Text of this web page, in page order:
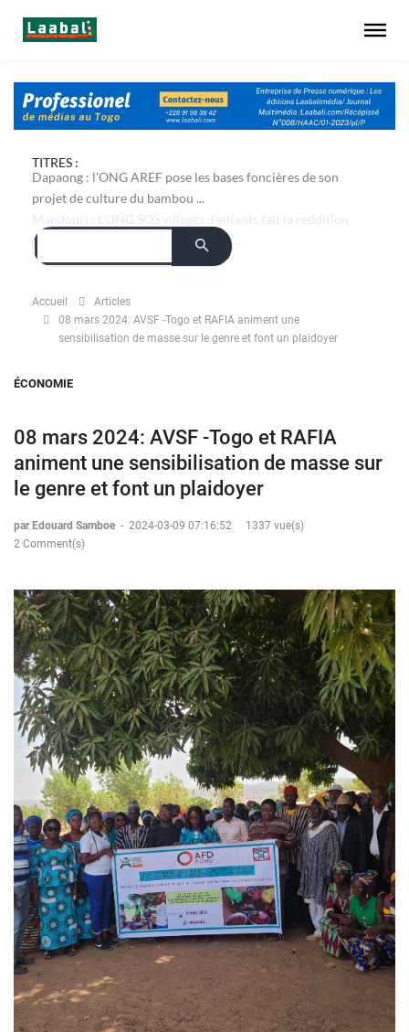
TITRES :
Dapaong : l'ONG AREF pose les bases foncières de son
projet de culture du bambou ...
Accueil
Articles
08 mars 2024: AVSF -Togo et RAFIA animent une
sensibilisation de masse sur le genre et font un plaidoyer
ÉCONOMIE
08 mars 2024: AVSF -Togo et RAFIA
animent une sensibilisation de masse sur
le genre et font un plaidoyer
par Edouard Samboe - 2024-03-09 07:16:52
1337 vue(s)
2 Comment(s)